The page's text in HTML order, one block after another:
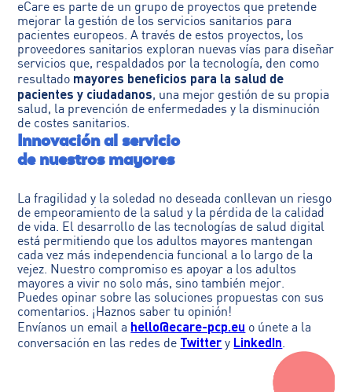
eCare es parte de un grupo de proyectos que pretende
mejorar la gestión de los servicios sanitarios para
pacientes europeos. A través de estos proyectos, los
proveedores sanitarios exploran nuevas vías para diseñar
servicios que, respaldados por la tecnología, den como
resultado mayores beneficios para la salud de
pacientes y ciudadanos, una mejor gestión de su propia
salud, la prevención de enfermedades y la disminución
de costes sanitarios.
Innovación al servicio
de nuestros mayores
La fragilidad y la soledad no deseada conllevan un riesgo
de empeoramiento de la salud y la pérdida de la calidad
de vida. El desarrollo de las tecnologías de salud digital
está permitiendo que los adultos mayores mantengan
cada vez más independencia funcional a lo largo de la
vejez. Nuestro compromiso es apoyar a los adultos
mayores a vivir no solo más, sino también mejor.
Puedes opinar sobre las soluciones propuestas con sus
comentarios. ¡Haznos saber tu opinión!
Envíanos un email a hello@ecare-pcp.eu o únete a la
conversación en las redes de Twitter y LinkedIn.